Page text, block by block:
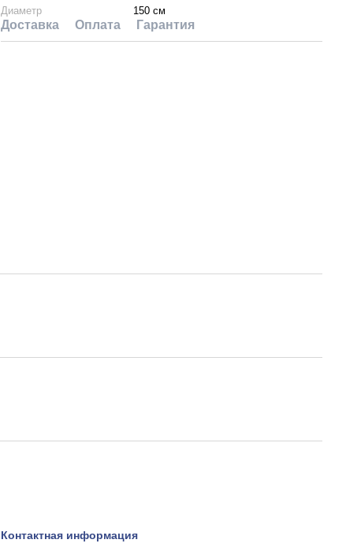
Диаметр
150 см
Доставка Оплата Гарантия
Контактная информация